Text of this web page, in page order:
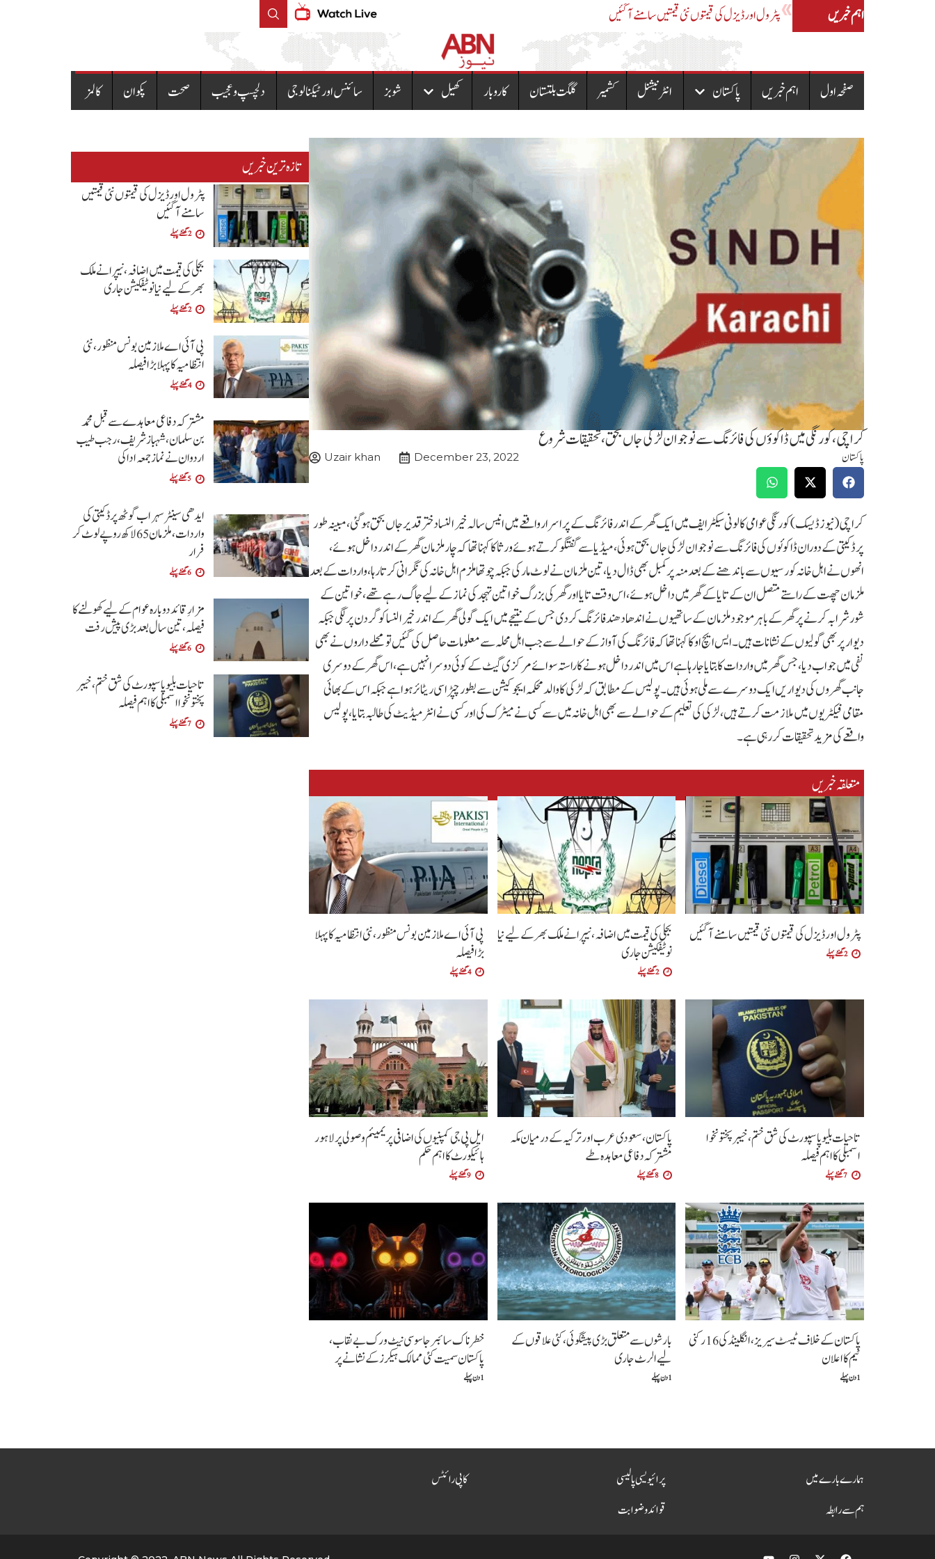
اہم خبریں
قیمت میں اضافہ، نیپرا نے ملک بھر کے لیے نیا نوٹیفکیشن جاری
صفحہ اول اہم خبریں پاکستان انٹرنیشنل کشمیر گلگت بلتستان کاروبار کھیل شوبز سائنس اور ٹیکنالوجی دلچسپ و عجیب صحت پکوان کالمز
کراچی ،کورنگی میں ڈاکوؤں کی فائرنگ سے نوجوان لڑکی جاں بحق، تحقیقات شروع
پاکستان Uzair khan December 23, 2022
کراچی (نیوز ڈیسک) کورنگی عوامی کالونی سیکٹر ایف میں ایک گھر کے اندر فائرنگ کے پراسرار واقعے میں انیس سالہ خیر النسا دختر قدیر جاں بحق ہوگئی، مبینہ طور
پر ڈکیتی کےدوران ڈاکوئوں کی فائرنگ سے نوجوان لڑکی جاں بحق ہو ئی،میڈیا سے گفتگو کرتے ہوئے ورثا کا کہنا تھا کہ چار ملزمان گھر کے اندر داخل ہوئے،
انھوں نے اہل خانہ کو رسیوں سے باندھنے کے بعد منہ پر کمبل بھی ڈال دیا ، تین ملزمان نے لوٹ مار کی جبکہ چوتھا ملزم اہل خانہ کی نگرانی کرتا رہا ، واردات کے بعد
ملزمان چھت کے راستے متصل ان کے تایا کے گھر میں داخل ہوئے ، اس وقت تایا اور گھر کی بزرگ خواتین تہجد کی نماز کے لیے جاگ رہے تھے ، خواتین کے
شور شرابہ کرنے پر گھر کے باہر موجود ملزمان کے ساتھیوں نے اندھا دھند فائرنگ کردی جس کے نتیجے میں ایک گولی گھر کے اندر خیر النسا کو گردن پر لگی جبکہ
دیوار پر بھی گولیوں کے نشانات ہیں۔ایس ایچ او کا کہنا تھا کہ فائرنگ کی آواز کے حوالے سے جب اہل محلہ سے معلومات حاصل کی گئیں تو محلے داروں نے بھی
نفی میں جواب دیا ، جس گھر میں واردات کا بتایا جارہا ہے اس میں اندر داخل ہونے کا راستہ سوائے مرکزی گیٹ کے کوئی دوسرا نہیں ہے،اس گھر کے دوسری
جانب گھروں کی دیواریں ایک دوسرے سے ملی ہوئی ہیں۔پولیس کے مطابق کہ لڑکی کا والد محکمہ ایجوکیشن سے بطور چپڑاسی ریٹائر ہوا ہے جبکہ اس کے بھائی
مقامی فیکٹریوں میں ملازمت کرتے ہیں، لڑکی کی تعلیم کے حوالے سے بھی اہل خانہ میں سے کسی نے میٹرک کی اور کسی نے انٹر میڈیٹ کی طالبہ بتایا ، پولیس
واقعے کی مزید تحقیقات کررہی ہے۔
متعلقہ خبریں
پٹرول اور ڈیزل کی قیمتوں نئی قیمتیں سامنے آگئیں
2 گھنٹے پہلے
بجلی کی قیمت میں اضافہ، نیپرا نے ملک بھر کے لیے نیا
نوٹیفکیشن جاری
2 گھنٹے پہلے
پی آئی اے ملازمین بونس منظور، نئی انتظامیہ کا پہلا
بڑا فیصلہ
4 گھنٹے پہلے
تاحیات بلیو پاسپورٹ کی شق ختم، خیبر پختونخوا
اسمبلی کا اہم فیصلہ
7 گھنٹے پہلے
پاکستان، سعودی عرب اور ترکیہ کے درمیان مکہ
مشترکہ دفاعی معاہدہ طے
8 گھنٹے پہلے
ایل پی جی کمپنیوں کی اضافی پریمیئم وصولی پر لاہور
ہائیکورٹ کا اہم حکم
9 گھنٹے پہلے
پاکستان کے خلاف ٹیسٹ سیریز، انگلینڈ کی 16 رکنی
ٹیم کا اعلان
1 دن پہلے
بارشوں سے متعلق بڑی پیشگوئی، کئی علاقوں کے
لیے الرٹ جاری
1 دن پہلے
خطرناک سائبر جاسوسی نیٹ ورک بے نقاب،
پاکستان سمیت کئی ممالک ہیکرز کے نشانے پر
1 دن پہلے
تازہ ترین خبریں
پٹرول اور ڈیزل کی قیمتوں نئی قیمتیں
سامنے آگئیں
2 گھنٹے پہلے
بجلی کی قیمت میں اضافہ، نیپرا نے ملک
بھر کے لیے نیا نوٹیفکیشن جاری
2 گھنٹے پہلے
پی آئی اے ملازمین بونس منظور، نئی
انتظامیہ کا پہلا بڑا فیصلہ
4 گھنٹے پہلے
مشترکہ دفاعی معاہدے سے قبل محمد
بن سلمان، شہباز شریف ، رجب طیب
اردوان نے نماز جمعہ ادا کی
5 گھنٹے پہلے
ایدھی سینٹر سہراب گوٹھ پر ڈکیتی کی
واردات، ملزمان 65 لاکھ روپے لوٹ کر
فرار
6 گھنٹے پہلے
مزارِ قائد دوبارہ عوام کے لیے کھولنے کا
فیصلہ، تین سال بعد بڑی پیش رفت
6 گھنٹے پہلے
تاحیات بلیو پاسپورٹ کی شق ختم، خیبر
پختونخوا اسمبلی کا اہم فیصلہ
7 گھنٹے پہلے
ہمارے بارے میں
ہم سے رابطہ
پرائیویسی پالیسی
قوائد و ضوابت
کاپی رائٹس